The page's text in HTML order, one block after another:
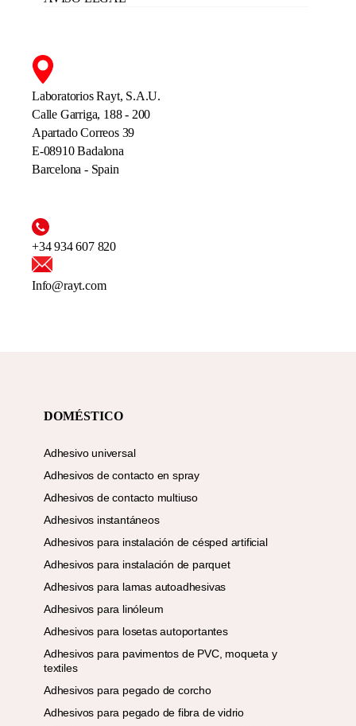
Laboratorios Rayt, S.A.U.
Calle Garriga, 188 - 200
Apartado Correos 39
E-08910 Badalona
Barcelona - Spain
+34 934 607 820
Info@rayt.com
DOMÉSTICO
Adhesivo universal
Adhesivos de contacto en spray
Adhesivos de contacto multiuso
Adhesivos instantáneos
Adhesivos para instalación de césped artificial
Adhesivos para instalación de parquet
Adhesivos para lamas autoadhesivas
Adhesivos para linóleum
Adhesivos para losetas autoportantes
Adhesivos para pavimentos de PVC, moqueta y
textiles
Adhesivos para pegado de corcho
Adhesivos para pegado de fibra de vidrio